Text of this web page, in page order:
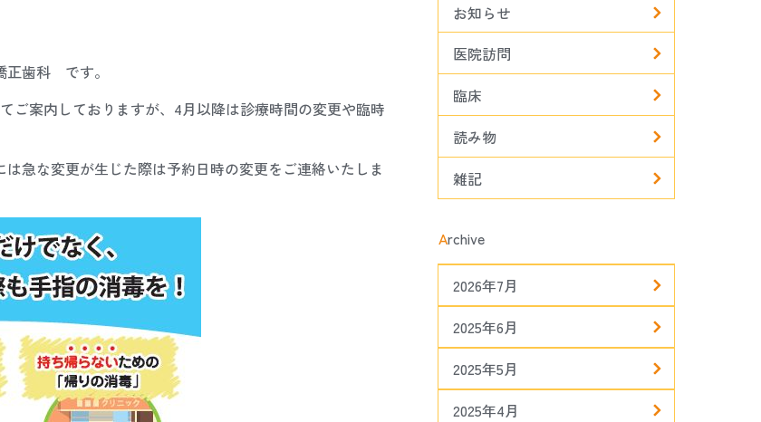
歯科 です。
ご案内しておりますが、4月以降は診療時間の変更や臨時
急な変更が生じた際は予約日時の変更をご連絡いたしま
お知らせ
医院訪問
臨床
読み物
雑記
Archive
2026年7月
2025年6月
2025年5月
2025年4月